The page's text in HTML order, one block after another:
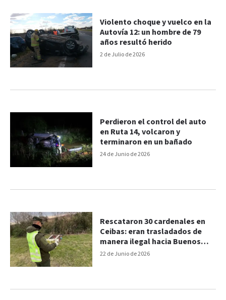
2 de Julio de 2026
Violento choque y vuelco en la
Autovía 12: un hombre de 79
años resultó herido
24 de Junio de 2026
Perdieron el control del auto
en Ruta 14, volcaron y
terminaron en un bañado
22 de Junio de 2026
Rescataron 30 cardenales en
Ceibas: eran trasladados de
manera ilegal hacia Buenos
Aires